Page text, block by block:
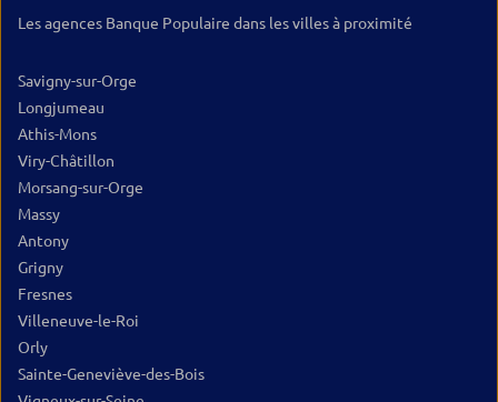
Les agences Banque Populaire dans les villes à proximité
Savigny-sur-Orge
Longjumeau
Athis-Mons
Viry-Châtillon
Morsang-sur-Orge
Massy
Antony
Grigny
Fresnes
Villeneuve-le-Roi
Orly
Sainte-Geneviève-des-Bois